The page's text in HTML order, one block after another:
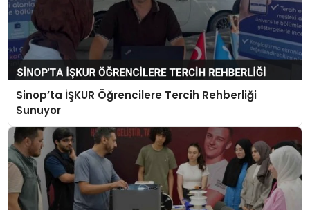
Sinop’ta İŞKUR Öğrencilere Tercih Rehberliği
Sunuyor